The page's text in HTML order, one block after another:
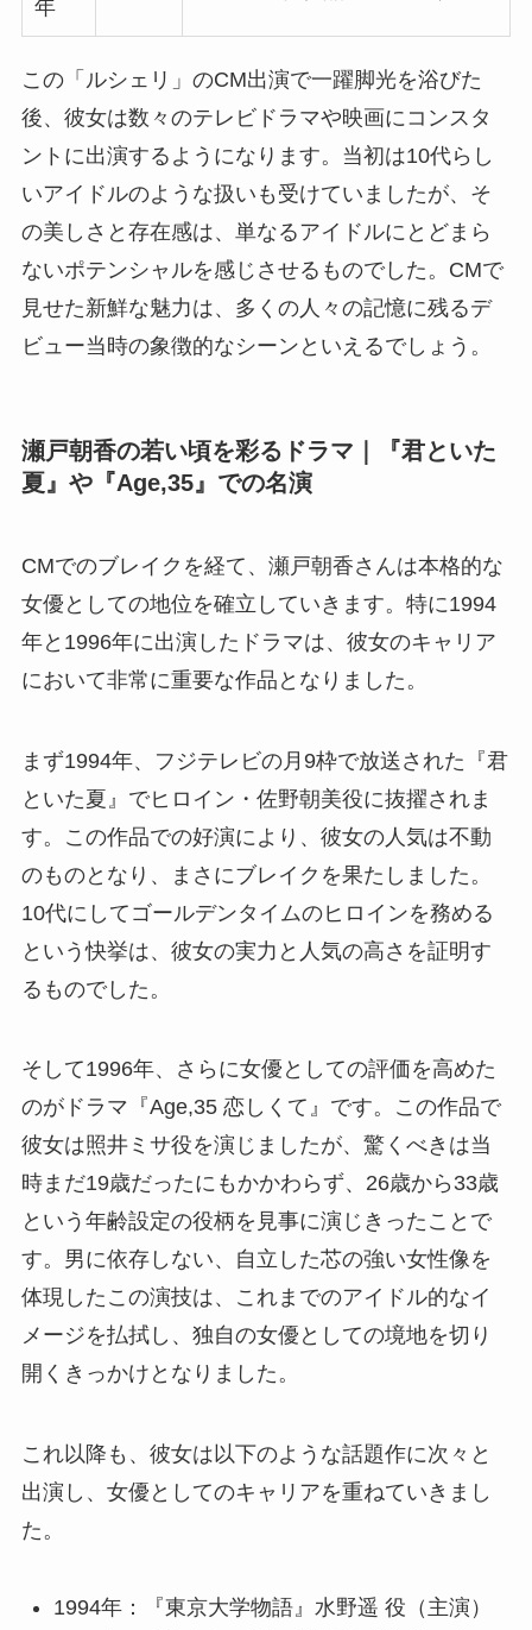
年
この「ルシェリ」のCM出演で一躍脚光を浴びた
後、彼女は数々のテレビドラマや映画にコンスタ
ントに出演するようになります。当初は10代らし
いアイドルのような扱いも受けていましたが、そ
の美しさと存在感は、単なるアイドルにとどまら
ないポテンシャルを感じさせるものでした。CMで
見せた新鮮な魅力は、多くの人々の記憶に残るデ
ビュー当時の象徴的なシーンといえるでしょう。
瀬戸朝香の若い頃を彩るドラマ｜『君といた
夏』や『Age,35』での名演
CMでのブレイクを経て、瀬戸朝香さんは本格的な
女優としての地位を確立していきます。特に1994
年と1996年に出演したドラマは、彼女のキャリア
において非常に重要な作品となりました。
まず1994年、フジテレビの月9枠で放送された『君
といた夏』でヒロイン・佐野朝美役に抜擢されま
す。この作品での好演により、彼女の人気は不動
のものとなり、まさにブレイクを果たしました。
10代にしてゴールデンタイムのヒロインを務める
という快挙は、彼女の実力と人気の高さを証明す
るものでした。
そして1996年、さらに女優としての評価を高めた
のがドラマ『Age,35 恋しくて』です。この作品で
彼女は照井ミサ役を演じましたが、驚くべきは当
時まだ19歳だったにもかかわらず、26歳から33歳
という年齢設定の役柄を見事に演じきったことで
す。男に依存しない、自立した芯の強い女性像を
体現したこの演技は、これまでのアイドル的なイ
メージを払拭し、独自の女優としての境地を切り
開くきっかけとなりました。
これ以降も、彼女は以下のような話題作に次々と
出演し、女優としてのキャリアを重ねていきまし
た。
1994年：『東京大学物語』水野遥 役（主演）